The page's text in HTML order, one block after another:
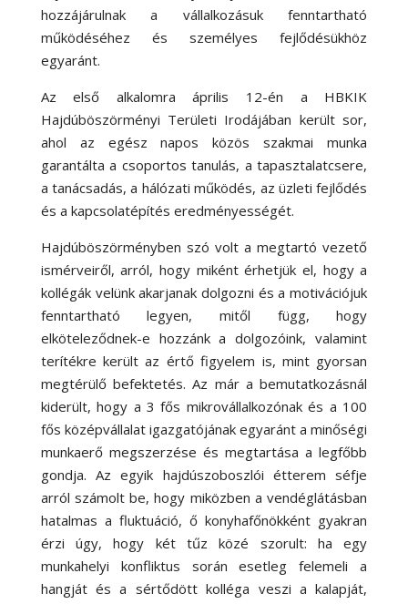
hozzájárulnak a vállalkozásuk fenntartható
működéséhez és személyes fejlődésükhöz
egyaránt.
Az első alkalomra április 12-én a HBKIK
Hajdúböszörményi Területi Irodájában került sor,
ahol az egész napos közös szakmai munka
garantálta a csoportos tanulás, a tapasztalatcsere,
a tanácsadás, a hálózati működés, az üzleti fejlődés
és a kapcsolatépítés eredményességét.
Hajdúböszörményben szó volt a megtartó vezető
ismérveiről, arról, hogy miként érhetjük el, hogy a
kollégák velünk akarjanak dolgozni és a motivációjuk
fenntartható legyen, mitől függ, hogy
elköteleződnek-e hozzánk a dolgozóink, valamint
terítékre került az értő figyelem is, mint gyorsan
megtérülő befektetés. Az már a bemutatkozásnál
kiderült, hogy a 3 fős mikrovállalkozónak és a 100
fős középvállalat igazgatójának egyaránt a minőségi
munkaerő megszerzése és megtartása a legfőbb
gondja. Az egyik hajdúszoboszlói étterem séfje
arról számolt be, hogy miközben a vendéglátásban
hatalmas a fluktuáció, ő konyhafőnökként gyakran
érzi úgy, hogy két tűz közé szorult: ha egy
munkahelyi konfliktus során esetleg felemeli a
hangját és a sértődött kolléga veszi a kalapját,